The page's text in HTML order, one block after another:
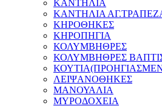
ΚΑΝΤΗΛΙΑ
ΚΑΝΤΗΛΙΑ
ΚΗΡΟΘΗΚΕΣ
ΚΗΡΟΠΗΓΙΑ
ΚΟΛΥΜΒΗΘΡΕΣ
ΚΟΛΥΜΒΗΘΡΕΣ
ΛΕΙΨΑΝΟΘΗΚΕΣ
ΜΑΝΟΥΑΛΙΑ
ΜΥΡΟΔΟΧΕΙΑ